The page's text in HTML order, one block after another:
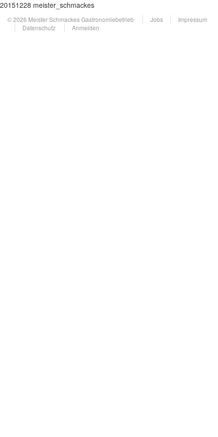
20151228 meister_schmackes
© 2026 Meister Schmackes Gastronomiebetrieb Jobs
Impressum
Datenschutz
Anmelden